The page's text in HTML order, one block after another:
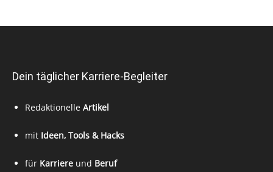
Dein täglicher Karriere-Begleiter
Redaktionelle Artikel
mit Ideen, Tools & Hacks
für Karriere und Beruf